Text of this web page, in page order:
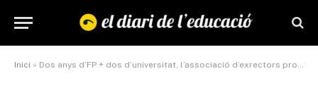
Inici » Dos anys d’FP + dos d’universitat, l’associació d’exrectors proposa una nova modalitat de grau